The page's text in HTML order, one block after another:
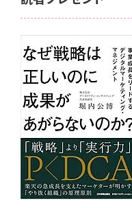
成果を生む
は正しいの
か？ 事業成
ルマーケテ
3名様にプレ
10:00